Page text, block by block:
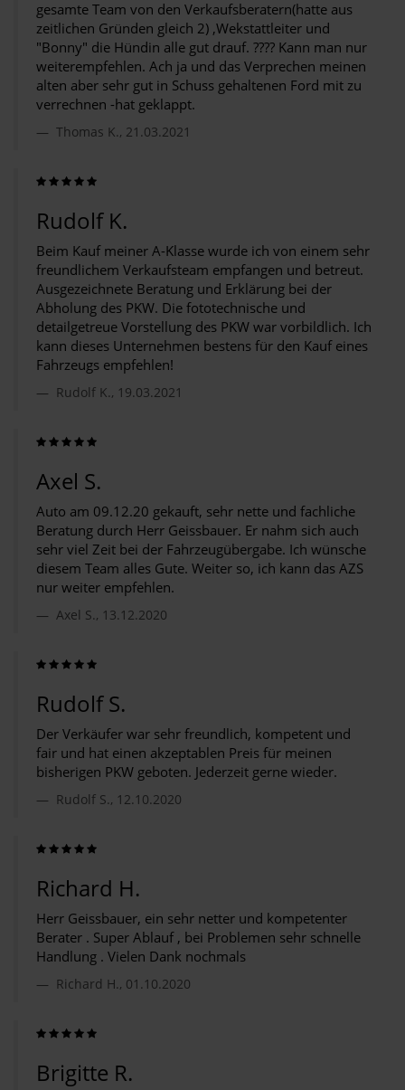
gesamte Team von den Verkaufsberatern(hatte aus
zeitlichen Gründen gleich 2) ,Wekstattleiter und
"Bonny" die Hündin alle gut drauf. ???? Kann man nur
weiterempfehlen. Ach ja und das Verprechen meinen
alten aber sehr gut in Schuss gehaltenen Ford mit zu
verrechnen -hat geklappt.
Thomas K., 21.03.2021
Rudolf K.
Beim Kauf meiner A-Klasse wurde ich von einem sehr
freundlichem Verkaufsteam empfangen und betreut.
Ausgezeichnete Beratung und Erklärung bei der
Abholung des PKW. Die fototechnische und
detailgetreue Vorstellung des PKW war vorbildlich. Ich
kann dieses Unternehmen bestens für den Kauf eines
Fahrzeugs empfehlen!
Rudolf K., 19.03.2021
Axel S.
Auto am 09.12.20 gekauft, sehr nette und fachliche
Beratung durch Herr Geissbauer. Er nahm sich auch
sehr viel Zeit bei der Fahrzeugübergabe. Ich wünsche
diesem Team alles Gute. Weiter so, ich kann das AZS
nur weiter empfehlen.
Axel S., 13.12.2020
Rudolf S.
Der Verkäufer war sehr freundlich, kompetent und
fair und hat einen akzeptablen Preis für meinen
bisherigen PKW geboten. Jederzeit gerne wieder.
Rudolf S., 12.10.2020
Richard H.
Herr Geissbauer, ein sehr netter und kompetenter
Berater . Super Ablauf , bei Problemen sehr schnelle
Handlung . Vielen Dank nochmals
Richard H., 01.10.2020
Brigitte R.